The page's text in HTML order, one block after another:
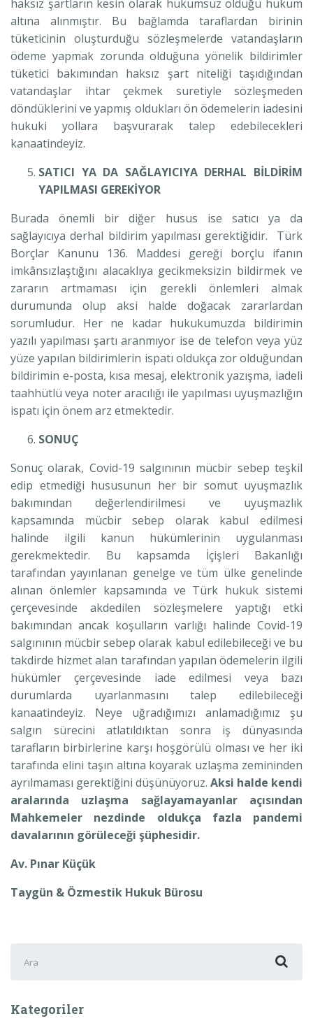
haksız şartların kesin olarak hükümsüz olduğu hüküm
altına alınmıştır. Bu bağlamda taraflardan birinin
tüketicinin oluşturduğu sözleşmelerde vatandaşların
ödeme yapmak zorunda olduğuna yönelik bildirimler
tüketici bakımından haksız şart niteliği taşıdığından
vatandaşlar ihtar çekmek suretiyle sözleşmeden
döndüklerini ve yapmış oldukları ön ödemelerin iadesini
hukuki yollara başvurarak talep edebilecekleri
kanaatindeyiz.
SATICI YA DA SAĞLAYICIYA DERHAL BİLDİRİM
YAPILMASI GEREKİYOR
Burada önemli bir diğer husus ise satıcı ya da
sağlayıcıya derhal bildirim yapılması gerektiğidir. Türk
Borçlar Kanunu 136. Maddesi gereği borçlu ifanın
imkânsızlaştığını alacaklıya gecikmeksizin bildirmek ve
zararın artmaması için gerekli önlemleri almak
durumunda olup aksi halde doğacak zararlardan
sorumludur. Her ne kadar hukukumuzda bildirimin
yazılı yapılması şartı aranmıyor ise de telefon veya yüz
yüze yapılan bildirimlerin ispatı oldukça zor olduğundan
bildirimin e-posta, kısa mesaj, elektronik yazışma, iadeli
taahhütlü veya noter aracılığı ile yapılması uyuşmazlığın
ispatı için önem arz etmektedir.
SONUÇ
Sonuç olarak, Covid-19 salgınının mücbir sebep teşkil
edip etmediği hususunun her bir somut uyuşmazlık
bakımından değerlendirilmesi ve uyuşmazlık
kapsamında mücbir sebep olarak kabul edilmesi
halinde ilgili kanun hükümlerinin uygulanması
gerekmektedir. Bu kapsamda İçişleri Bakanlığı
tarafından yayınlanan genelge ve tüm ülke genelinde
alınan önlemler kapsamında ve Türk hukuk sistemi
çerçevesinde akdedilen sözleşmelere yaptığı etki
bakımından ancak koşulların varlığı halinde Covid-19
salgınının mücbir sebep olarak kabul edilebileceği ve bu
takdirde hizmet alan tarafından yapılan ödemelerin ilgili
hükümler çerçevesinde iade edilmesi veya bazı
durumlarda uyarlanmasını talep edilebileceği
kanaatindeyiz. Neye uğradığımızı anlamadığımız şu
salgın sürecini atlatıldıktan sonra iş dünyasında
tarafların birbirlerine karşı hoşgörülü olması ve her iki
tarafında elini taşın altına koyarak uzlaşma zemininden
ayrılmaması gerektiğini düşünüyoruz. Aksi halde kendi
aralarında uzlaşma sağlayamayanlar açısından
Mahkemeler nezdinde oldukça fazla pandemi
davalarının görüleceği şüphesidir.
Av. Pınar Küçük
Taygün & Özmestik Hukuk Bürosu
ara:
Kategoriler